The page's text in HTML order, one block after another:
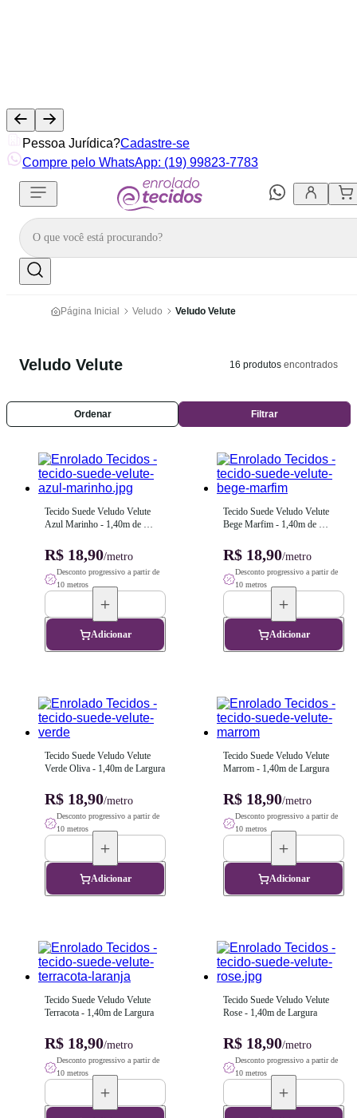
Pessoa Jurídica?Cadastre-se
Compre pelo WhatsApp: (19) 99823-7783
Página Inicial Veludo Veludo Velute
Veludo Velute 16 produtos encontrados
Ordenar Filtrar
Tecido Suede Veludo Velute
Azul Marinho - 1,40m de
R$ 18,90/metro
Desconto progressivo a partir de
10 metros
Adicionar
Tecido Suede Veludo Velute
Bege Marfim - 1,40m de
R$ 18,90/metro
Desconto progressivo a partir de
10 metros
Adicionar
Tecido Suede Veludo Velute
Verde Oliva - 1,40m de Largura
R$ 18,90/metro
Desconto progressivo a partir de
10 metros
Adicionar
Tecido Suede Veludo Velute
Marrom - 1,40m de Largura
R$ 18,90/metro
Desconto progressivo a partir de
10 metros
Adicionar
Tecido Suede Veludo Velute
Terracota - 1,40m de Largura
R$ 18,90/metro
Desconto progressivo a partir de
10 metros
Tecido Suede Veludo Velute
Rose - 1,40m de Largura
R$ 18,90/metro
Desconto progressivo a partir de
10 metros